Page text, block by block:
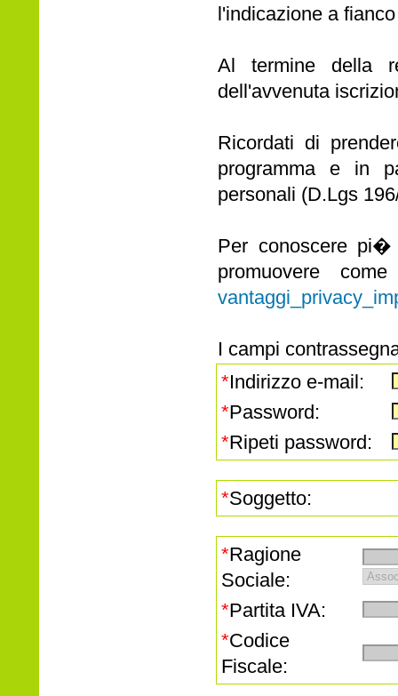
l'indicazione a
Al termine della
dell'avvenuta
Ricordati di
programma e in
personali (D.Lgs
Per conoscere
promuovere
I campi
*Indirizzo e-mail:
*Password:
*Ripeti password:
*Soggetto:
*Ragione
Sociale:
*Partita IVA:
*Codice
Fiscale: